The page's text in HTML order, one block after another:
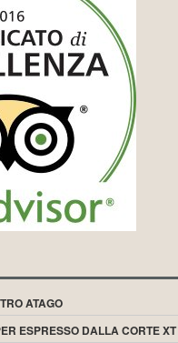
ATAGO
ESPRESSO DALLA CORTE XT